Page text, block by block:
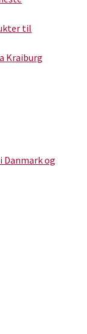
til
Kraiburg
Danmark og